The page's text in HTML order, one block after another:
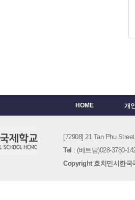
HOME 개
[72908] 21 Tan Phu
Tel : (베트남)028-3780-
Copyright 호치민시한국